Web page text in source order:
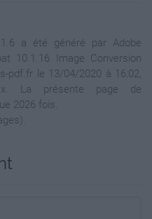
a été généré par Adobe
10.1.16 Image Conversion
pdf.fr le 13/04/2020 à 16:02,
La présente page de
2026 fois.